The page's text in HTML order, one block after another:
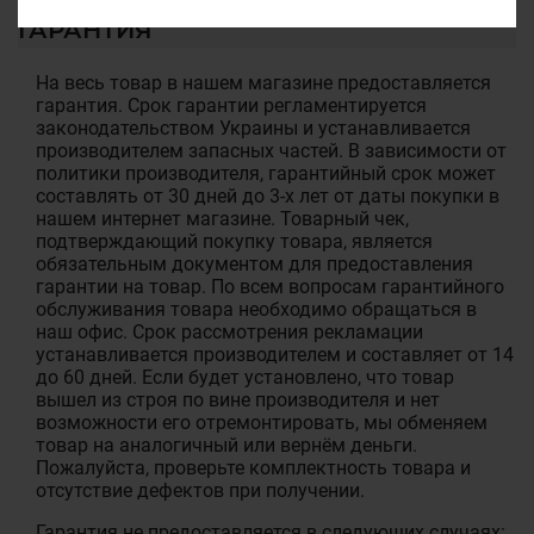
ГАРАНТИЯ
На весь товар в нашем магазине предоставляется
гарантия. Срок гарантии регламентируется
законодательством Украины и устанавливается
производителем запасных частей. В зависимости от
политики производителя, гарантийный срок может
составлять от 30 дней до 3-х лет от даты покупки в
нашем интернет магазине. Товарный чек,
подтверждающий покупку товара, является
обязательным документом для предоставления
гарантии на товар. По всем вопросам гарантийного
обслуживания товара необходимо обращаться в
наш офис. Срок рассмотрения рекламации
устанавливается производителем и составляет от 14
до 60 дней. Если будет установлено, что товар
вышел из строя по вине производителя и нет
возможности его отремонтировать, мы обменяем
товар на аналогичный или вернём деньги.
Пожалуйста, проверьте комплектность товара и
отсутствие дефектов при получении.